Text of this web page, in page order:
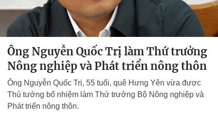
Ông Nguyễn Quốc Trị làm Thứ trưởng
Nông nghiệp và Phát triển nông thôn
Ông Nguyễn Quốc Trị, 55 tuổi, quê Hưng Yên vừa được
Thủ tướng bổ nhiệm làm Thứ trưởng Bộ Nông nghiệp và
Phát triển nông thôn.